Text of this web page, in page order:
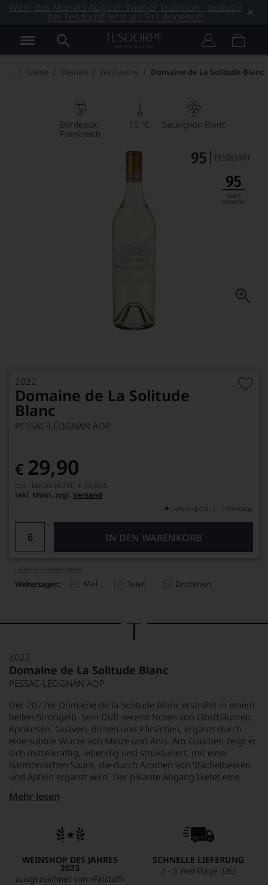
Wein des Monats August: Wiener Tradition - exklusiv
bei Tesdorpf! Jetzt als 5+1 Angebot!
Weine Weinart Weißweine Domaine de La Solitude Blanc
Bordeaux
Frankreich
10 °C Sauvignon Blanc
2022
Domaine de La Solitude
Blanc
PESSAC-LÉOGNAN AOP
€ 29,90
pro Flasche (0.75l), € 39,87/L
inkl. Mwst. zzgl. Versand
Lieferung (DE) 3 - 5 Werktage
IN DEN WARENKORB
Lebensmittel­angaben
Weitersagen: Mail Teilen Empfehlen
2022
Domaine de La Solitude Blanc
PESSAC-LÉOGNAN AOP
Der 2022er Domaine de la Solitude Blanc erstrahlt in einem
hellen Strohgelb. Sein Duft vereint Noten von Obstbäumen,
Aprikosen, Guaven, Birnen und Pfirsichen, ergänzt durch
eine subtile Würze von Minze und Anis. Am Gaumen zeigt er
sich mittelkräftig, lebendig und strukturiert, mit einer
harmonischen Säure, die durch Aromen von Stachelbeeren
und Äpfeln ergänzt wird. Der pikante Abgang bietet eine
Zitronengras und frische Zitrusnoten. Diese Assemblage aus
Intensität und Eleganz. Ideal zu Meeresfrüchten, asiatischer
Küche oder Ziegenkäse, ist der Solitude Blanc in den
Mehr lesen
WEINSHOP DES JAHRES
2023
ausgezeichnet von »Falstaff«
SCHNELLE LIEFERUNG
3 - 5 Werktage (DE)